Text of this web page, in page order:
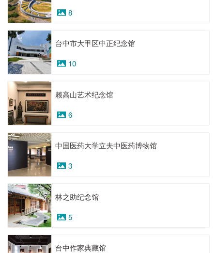
8
台中市大甲区中正纪念馆
10
赖高山艺术纪念馆
6
中国医药大学立夫中医药博物馆
3
林之助纪念馆
5
台中作家典藏馆